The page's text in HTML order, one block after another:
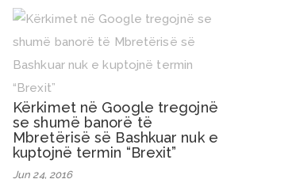
Kërkimet në Google tregojnë
se shumë banorë të
Mbretërisë së Bashkuar nuk e
kuptojnë termin “Brexit”
Jun 24, 2016